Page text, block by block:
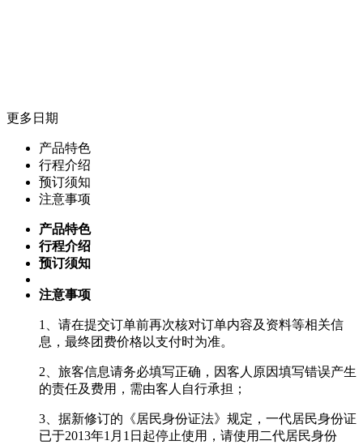
更多日期
产品特色
行程介绍
预订须知
注意事项
产品特色
行程介绍
预订须知
注意事项
1、请在提交订单前再次核对订单内容及资料等相关信
息，最终团费价格以支付时为准。
2、旅客信息请务必填写正确，因客人原因填写错误产生
的责任及费用，需由客人自行承担；
3、据新修订的《居民身份证法》规定，一代居民身份证
已于2013年1月1日起停止使用，请使用二代居民身份